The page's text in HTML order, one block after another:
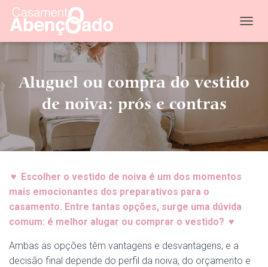
O
E
G
Aluguel ou compra do vestido
de noiva: prós e contras
♥ Escolher o vestido de noiva é um dos momentos
mais emocionantes dos preparativos para o
casamento. Entre tantas opções, surge uma dúvida
comum: é melhor alugar ou comprar o vestido? ♥
Ambas as opções têm vantagens e desvantagens, e a
decisão final depende do perfil da noiva, do orçamento e